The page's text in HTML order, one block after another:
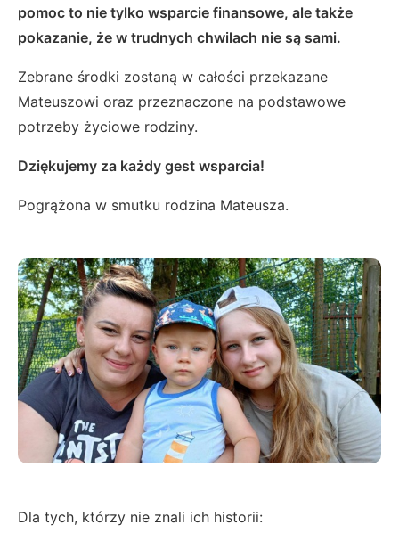
pomoc to nie tylko wsparcie finansowe, ale także
pokazanie, że w trudnych chwilach nie są sami.
Zebrane środki zostaną w całości przekazane
Mateuszowi oraz przeznaczone na podstawowe
potrzeby życiowe rodziny.
Dziękujemy za każdy gest wsparcia!
Pogrążona w smutku rodzina Mateusza.
Dla tych, którzy nie znali ich historii: